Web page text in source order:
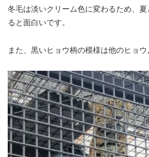
冬毛は淡いクリーム色に変わるため、
ると面白いです。
また、黒いヒョウ柄の模様は他のヒョウ